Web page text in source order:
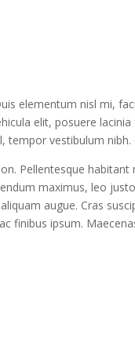
elementum nisl mi,
elit, posuere
tempor vestibulum
Pellentesque
maximus, leo
augue. Cras
finibus ipsum.